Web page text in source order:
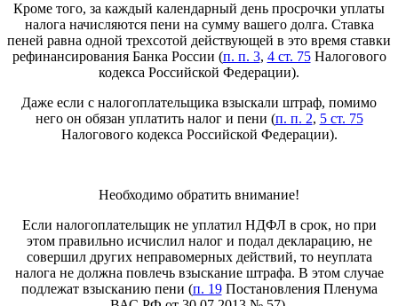
Кроме того, за каждый календарный день просрочки уплаты
налога начисляются пени на сумму вашего долга. Ставка
пеней равна одной трехсотой действующей в это время ставки
рефинансирования Банка России (п. п. 3, 4 ст. 75Налогового
кодекса Российской Федерации).
Даже если с налогоплательщика взыскали штраф, помимо
него он обязан уплатить налог и пени (п. п. 2, 5 ст. 75
Налогового кодекса Российской Федерации).
Необходимо обратить внимание!
Если налогоплательщик не уплатил НДФЛ в срок, но при
этом правильно исчислил налог и подал декларацию, не
совершил других неправомерных действий, то неуплата
налога не должна повлечь взыскание штрафа. В этом случае
подлежат взысканию пени (п. 19Постановления Пленума